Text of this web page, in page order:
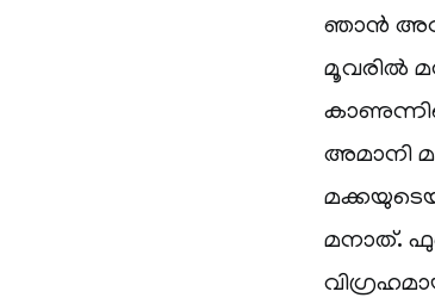
ഞാന്‍
മൂവരില്‍
അമാനി
മനാത്.